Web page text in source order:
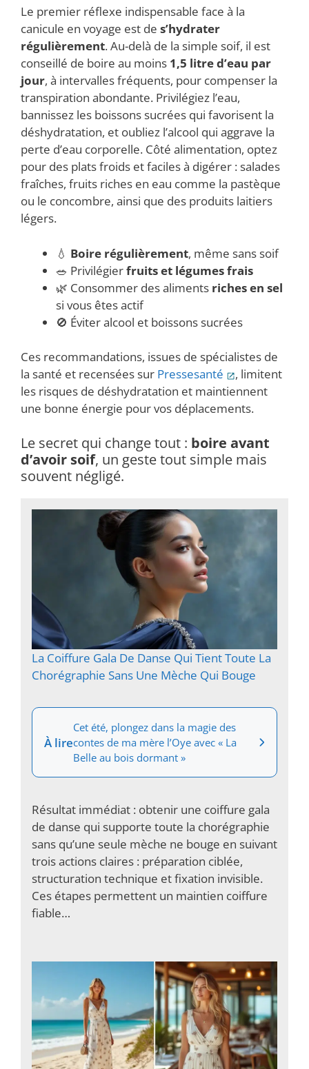
Le premier réflexe indispensable face à la
canicule en voyage est de s’hydrater
régulièrement. Au-delà de la simple soif, il est
conseillé de boire au moins 1,5 litre d’eau par
jour, à intervalles fréquents, pour compenser la
transpiration abondante. Privilégiez l’eau,
bannissez les boissons sucrées qui favorisent la
déshydratation, et oubliez l’alcool qui aggrave la
perte d’eau corporelle. Côté alimentation, optez
pour des plats froids et faciles à digérer : salades
fraîches, fruits riches en eau comme la pastèque
ou le concombre, ainsi que des produits laitiers
légers.
💧 Boire régulièrement, même sans soif
🥗 Privilégierfruits et légumes frais
🌿 Consommer des aliments riches en sel
si vous êtes actif
🚫 Éviter alcool et boissons sucrées
Ces recommandations, issues de spécialistes de
la santé et recensées sur Pressesanté
, limitent
les risques de déshydratation et maintiennent
une bonne énergie pour vos déplacements.
Le secret qui change tout : boire avant
d’avoir soif, un geste tout simple mais
souvent négligé.
La Coiffure Gala De Danse Qui Tient Toute La
Chorégraphie Sans Une Mèche Qui Bouge
À lire
Cet été, plongez dans la magie des
contes de ma mère l’Oye avec « La
Belle au bois dormant »
Résultat immédiat : obtenir une coiffure gala
de danse qui supporte toute la chorégraphie
sans qu’une seule mèche ne bouge en suivant
trois actions claires : préparation ciblée,
structuration technique et fixation invisible.
Ces étapes permettent un maintien coiffure
fiable…